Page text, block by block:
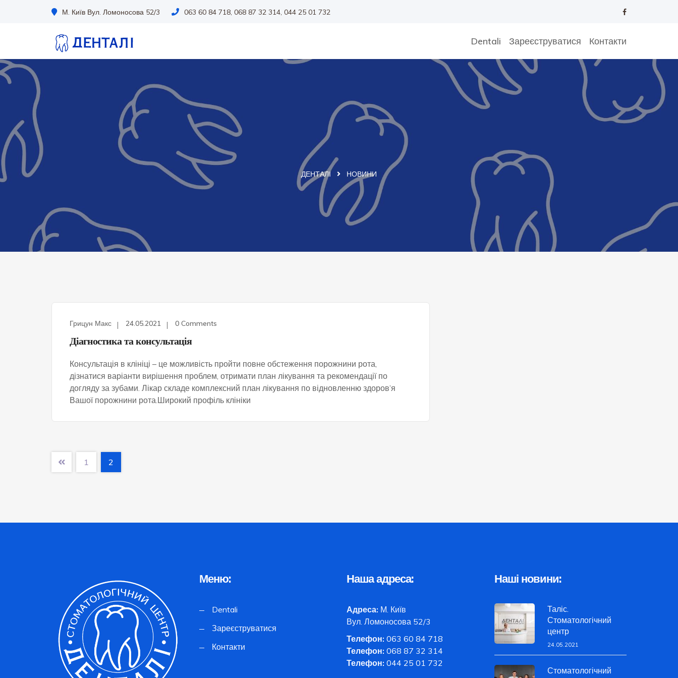
М. Київ Вул. Ломоносова 52/3 063 60 84 718, 068 87 32 314, 044 25 01 732
Dentali Зареєструватися Контакти
ДЕНТАЛІ НОВИНИ
НОВИНИ
Грицун Макс 24.05.2021 0 Comments
Діагностика та консультація
Консультація в клініці – це можливість пройти повне обстеження порожнини рота,
дізнатися варіанти вирішення проблем, отримати план лікування та рекомендації по
догляду за зубами. Лікар складе комплексний план лікування по відновленню здоров’я
Вашої порожнини рота.Широкий профіль клініки
1 2
Меню:
Dentali
Зареєструватися
Контакти
Наша адреса:
Адреса: М. Київ
Вул. Ломоносова 52/3
Телефон: 063 60 84 718
Телефон: 068 87 32 314
Телефон: 044 25 01 732
Наші новини:
Таліс.
Стоматологічний
центр
24.05.2021
Стоматологічний